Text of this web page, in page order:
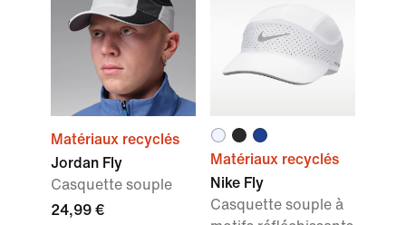
Matériaux recyclés
Jordan Fly
Casquette souple
24,99 €
Matériaux recyclés
Nike Fly
Casquette souple à